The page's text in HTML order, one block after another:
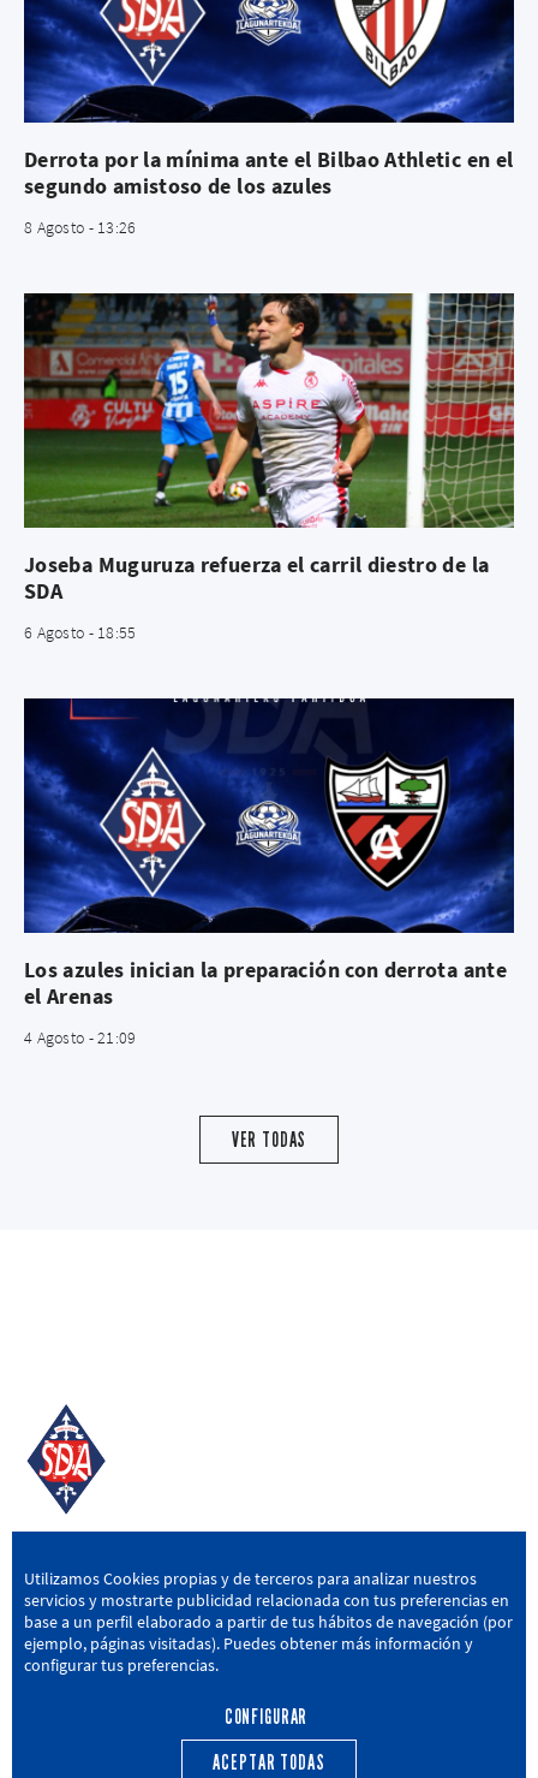
Derrota por la mínima ante el Bilbao Athletic en el
segundo amistoso de los azules
8 Agosto - 13:26
Joseba Muguruza refuerza el carril diestro de la
SDA
6 Agosto - 18:55
Los azules inician la preparación con derrota ante
el Arenas
4 Agosto - 21:09
VER TODAS
SD AMOREBIETA
San Miguel Kalea, 16, 48340 Amorebieta, Bizkaia
946 604 751 | sda@sdamorebieta.eus
Utilizamos Cookies propias y de terceros para analizar nuestros
servicios y mostrarte publicidad relacionada con tus preferencias en
base a un perfil elaborado a partir de tus hábitos de navegación (por
ejemplo, páginas visitadas). Puedes obtener más información y
configurar tus preferencias.
CONFIGURAR
ACEPTAR TODAS